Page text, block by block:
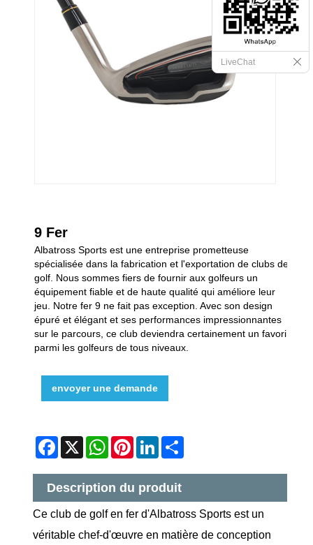
9 Fer
Albatross Sports est une entreprise prometteuse
spécialisée dans la fabrication et l'exportation de clubs de
golf. Nous sommes fiers de fournir aux golfeurs un
équipement fiable et de haute qualité qui améliore leur
jeu. Notre fer 9 ne fait pas exception. Avec son design
épuré et élégant et ses performances impressionnantes
sur le parcours, ce club deviendra certainement un favori
parmi les golfeurs de tous niveaux.
envoyer une demande
Facebook
X WhatsApp
Pinterest
LinkedIn
Description du produit
Ce club de golf en fer d'Albatross Sports est un
véritable chef-d'œuvre en matière de conception
LiveChat